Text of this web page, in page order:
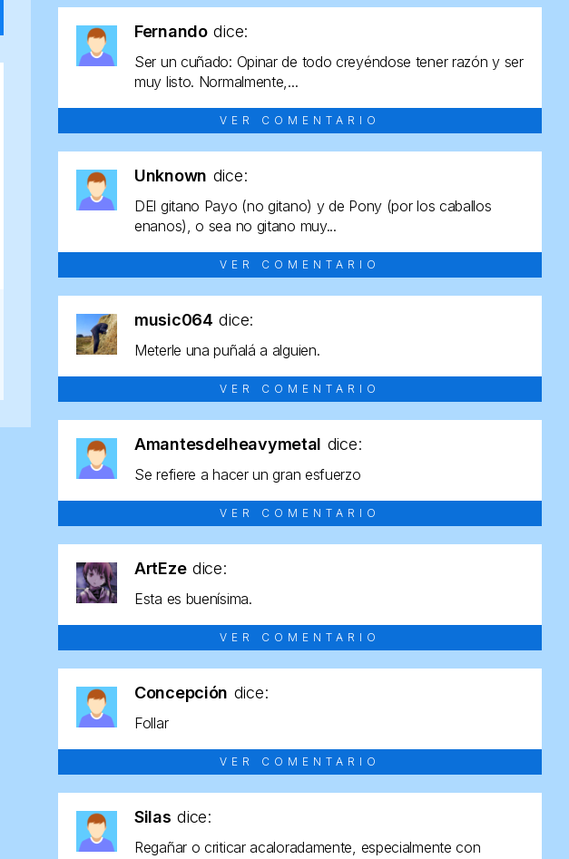
Fernando dice:
Ser un cuñado: Opinar de todo creyéndose tener razón y ser
muy listo. Normalmente,...
VER COMENTARIO
Unknown dice:
DEl gitano Payo (no gitano) y de Pony (por los caballos
enanos), o sea no gitano muy...
VER COMENTARIO
music064 dice:
Meterle una puñalá a alguien.
VER COMENTARIO
Amantesdelheavymetal dice:
Se refiere a hacer un gran esfuerzo
VER COMENTARIO
ArtEze dice:
Esta es buenísima.
VER COMENTARIO
Concepción dice:
Follar
VER COMENTARIO
Silas dice:
Regañar o criticar acaloradamente, especialmente con